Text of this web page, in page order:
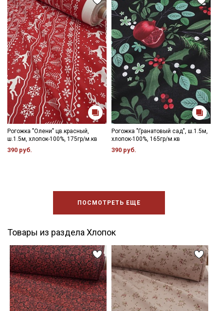
Рогожка "Олени" цв.красный,
ш.1.5м, хлопок-100%, 175гр/м.кв
390 руб.
Рогожка "Гранатовый сад", ш.1.5м,
хлопок-100%, 165гр/м.кв
390 руб.
ПОСМОТРЕТЬ ЕЩЕ
Товары из раздела Хлопок